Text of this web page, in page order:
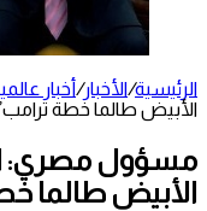
الرئيسية/الأخبار/أخبار
الأبيض طالما خطة
مسؤول مصري:
الأبيض طالما